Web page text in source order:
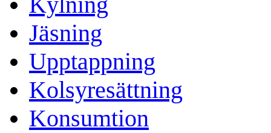
Jäsning
Upptappning
Kolsyresättning
Konsumtion